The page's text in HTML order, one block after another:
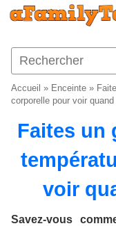
Accueil » Enceinte »
corporelle pour voir
Faites un
voir
Savez-vous